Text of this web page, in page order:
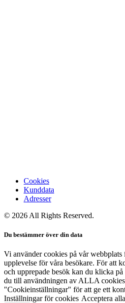
Cookies
Kunddata
Adresser
© 2026 All Rights Reserved.
Du bestämmer över din data
Vi använder cookies på vår
upplevelse för våra besökare. För att
och upprepade besök kan du klicka
du till användningen av ALLA
"Cookieinställningar" för att ge ett
Inställningar för cookies Acceptera alla